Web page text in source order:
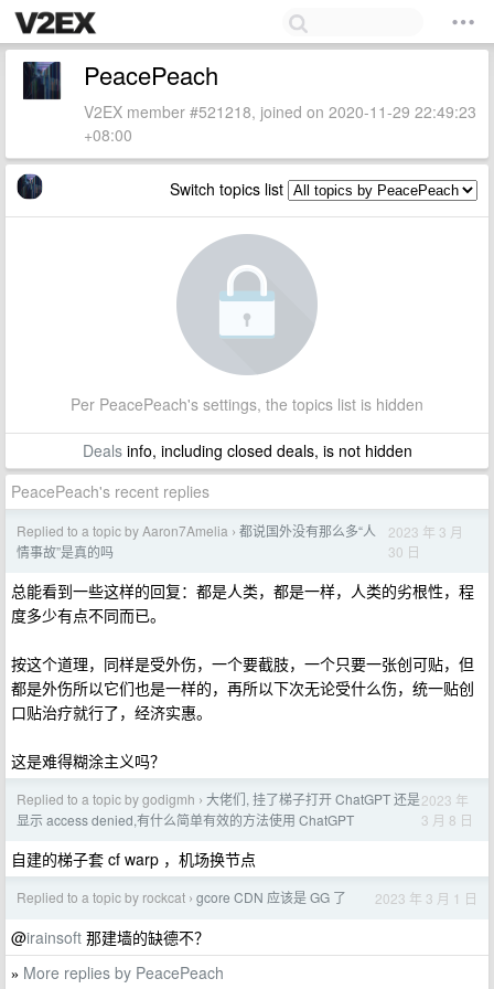
PeacePeach
V2EX member #521218, joined on 2020-11-29 22:49:23
+08:00
Switch topics list
Per PeacePeach's settings, the topics list is hidden
Dealsinfo, including closed deals, is not hidden
PeacePeach's recent replies
Replied to a topic by Aaron7Amelia › 都说国外没有那么多“人
情事故”是真的吗
2023 年 3 月
30 日
总能看到一些这样的回复：都是人类，都是一样，人类的劣根性，程
度多少有点不同而已。
按这个道理，同样是受外伤，一个要截肢，一个只要一张创可贴，但
都是外伤所以它们也是一样的，再所以下次无论受什么伤，统一贴创
口贴治疗就行了，经济实惠。
这是难得糊涂主义吗？
Replied to a topic by godigmh › 大佬们, 挂了梯子打开 ChatGPT 还是
显示 access denied,有什么简单有效的方法使用 ChatGPT
2023 年
3 月 8 日
自建的梯子套 cf warp ，机场换节点
Replied to a topic by rockcat › gcore CDN 应该是 GG 了 2023 年 3 月 1 日
@irainsoft 那建墙的缺德不？
» More replies by PeacePeach